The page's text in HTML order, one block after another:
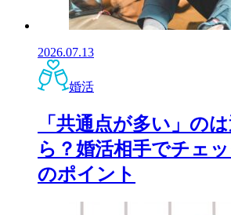
2026.07.13
婚活
「共通点が多い」の
ら？婚活相手でチェ
のポイント